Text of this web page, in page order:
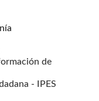
de
- IPES